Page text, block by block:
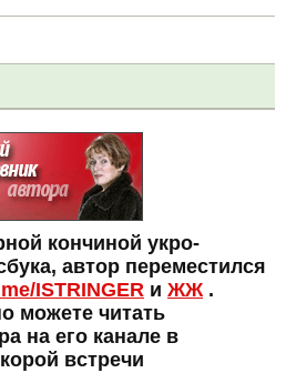
кончиной укро-
автор переместился
ISTRINGER и ЖЖ.
можете читать
на его канале в
встречи